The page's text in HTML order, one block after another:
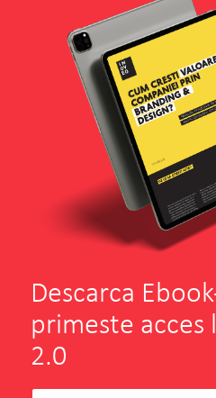
Descarca
primeste acces
2.0